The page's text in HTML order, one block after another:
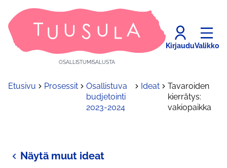
OSALLISTUMISALUSTA
KirjauduValikko
Etusivu Prosessit
Osallistuva
budjetointi
2023-2024
Ideat
Tavaroiden
kierrätys:
vakiopaikka
Näytä muut ideat